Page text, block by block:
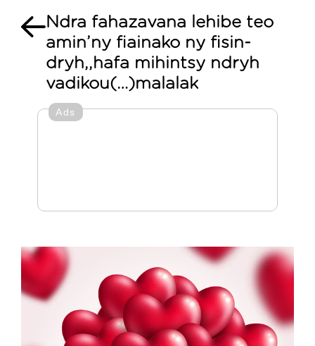
Ndra fahazavana lehibe teo
amin’ny fiainako ny fisin-
dryh,,hafa mihintsy ndryh
vadikou(…)malalak
Ads